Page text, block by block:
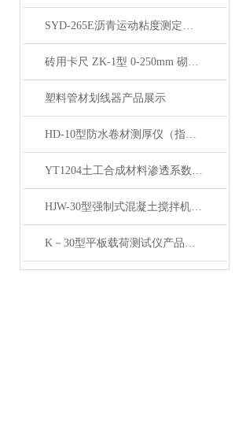
SYD-265E沥青运动粘度测定仪产品展示
砖用卡尺 ZK-1型 0-250mm 砌墻砖砖用卡尺 产品展示
塑料管材划线器产品展示
HD-10型防水卷材测厚仪（指针型）展示
YT1204土工合成材料渗透系数测定仪产品展示
HJW-30型强制式混凝土搅拌机产品展示
K－30型平板载荷测试仪产品展示